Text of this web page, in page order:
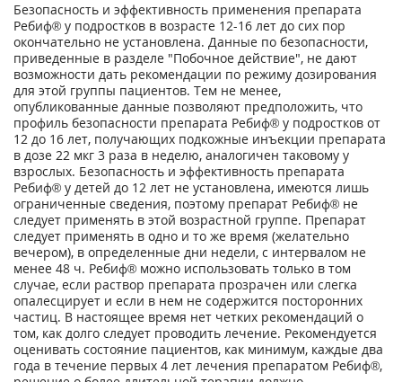
Безопасность и эффективность применения препарата
Ребиф® у подростков в возрасте 12-16 лет до сих пор
окончательно не установлена. Данные по безопасности,
приведенные в разделе "Побочное действие", не дают
возможности дать рекомендации по режиму дозирования
для этой группы пациентов. Тем не менее,
опубликованные данные позволяют предположить, что
профиль безопасности препарата Ребиф® у подростков от
12 до 16 лет, получающих подкожные инъекции препарата
в дозе 22 мкг 3 раза в неделю, аналогичен таковому у
взрослых. Безопасность и эффективность препарата
Ребиф® у детей до 12 лет не установлена, имеются лишь
ограниченные сведения, поэтому препарат Ребиф® не
следует применять в этой возрастной группе. Препарат
следует применять в одно и то же время (желательно
вечером), в определенные дни недели, с интервалом не
менее 48 ч. Ребиф® можно использовать только в том
случае, если раствор препарата прозрачен или слегка
опалесцирует и если в нем не содержится посторонних
частиц. В настоящее время нет четких рекомендаций о
том, как долго следует проводить лечение. Рекомендуется
оценивать состояние пациентов, как минимум, каждые два
года в течение первых 4 лет лечения препаратом Ребиф®,